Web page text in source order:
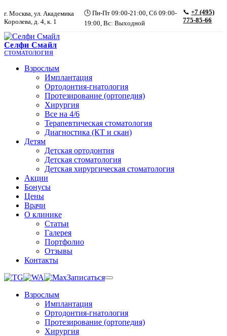
г. Москва, ул. Академика
Королева, д. 4, к. 1
🕒 Пн-Пт 09:00-21:00, Сб 09:00-
19:00, Вс: Выходной
📞+7 (495)
775-85-66
Селфи Смайл
СТОМАТОЛОГИЯ
Взрослым
Имплантация
Ортодонтия-гнатология
Протезирование (ортопедия)
Хирургия
Все на 4/6
Терапевтическая стоматология
Диагностика (КТ и скан)
Детям
Детская ортодонтия
Детская стоматология
Детская хирургическая стоматология
Акции
Бонусы
Цены
Врачи
О клинике
Статьи
Галерея
Портфолио
Отзывы
Контакты
Записаться
Взрослым
Имплантация
Ортодонтия-гнатология
Протезирование (ортопедия)
Хирургия